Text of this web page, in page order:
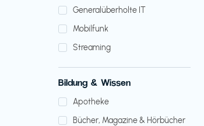
Generalüberholte IT
Mobilfunk
Streaming
Bildung & Wissen
Apotheke
Bücher, Magazine & Hörbücher